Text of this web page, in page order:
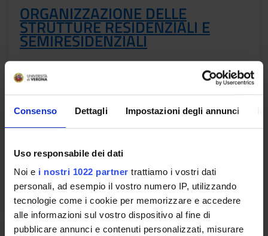
Consenso Dettagli Impostazioni degli annunci
Uso responsabile dei dati
Noi e i nostri 1022 partner trattiamo i vostri dati
personali, ad esempio il vostro numero IP, utilizzando
tecnologie come i cookie per memorizzare e accedere
alle informazioni sul vostro dispositivo al fine di
pubblicare annunci e contenuti personalizzati, misurare
ORGANIZZAZIONE DELLE
STRUTTURE RESIDENZIALI E
SEMIRESIDENZIALI
Crediti
1
1 SEMESTRE PROFESSIONI SANITARIE
Non ancora assegnato
Orario Lezioni